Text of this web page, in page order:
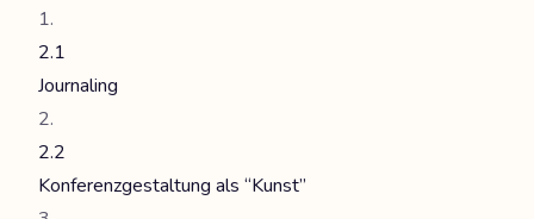
2.1
Journaling
2.2
Konferenzgestaltung als “Kunst”